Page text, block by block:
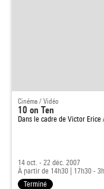
Cinéma / Vidéo
10 on Ten
Dans le cadre de Victor Erice
14 oct. - 22 déc. 2007
À partir de 14h30
17h30 - 3h
Terminé